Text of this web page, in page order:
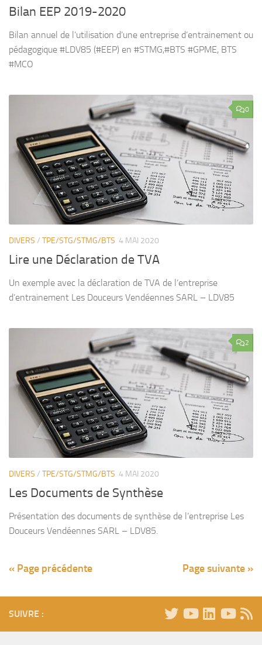
Bilan EEP 2019-2020
Bilan annuel de l’utilisation d’une entreprise d’entrainement ou
pédagogique #LDV85 (#EEP) en #STMG,#BTS #GPME, BTS
#MCO
0
DIVERS / TPE/STG/STMG/BTS 4 MAI 2020
Lire une Déclaration de TVA
Un exemple avec la déclaration de TVA de l’entreprise
d’entrainement Les Douceurs Vendéennes SARL – LDV85
2
DIVERS / TPE/STG/STMG/BTS 4 MAI 2020
Les Documents de Synthèse
Présentation des documents de synthèse de l’entreprise Les
Douceurs Vendéennes SARL – LDV85.
« Page précédente Page suivante »
SUIVRE :